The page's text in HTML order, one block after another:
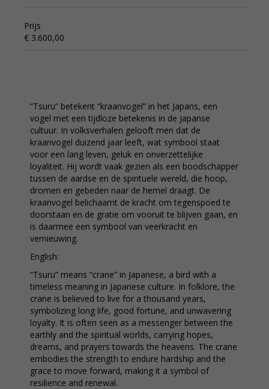
Prijs
€ 3.600,00
“Tsuru” betekent “kraanvogel” in het Japans, een
vogel met een tijdloze betekenis in de Japanse
cultuur. In volksverhalen gelooft men dat de
kraanvogel duizend jaar leeft, wat symbool staat
voor een lang leven, geluk en onverzettelijke
loyaliteit. Hij wordt vaak gezien als een boodschapper
tussen de aardse en de spirituele wereld, die hoop,
dromen en gebeden naar de hemel draagt. De
kraanvogel belichaamt de kracht om tegenspoed te
doorstaan en de gratie om vooruit te blijven gaan, en
is daarmee een symbool van veerkracht en
vernieuwing.
English:
“Tsuru” means “crane” in Japanese, a bird with a
timeless meaning in Japanese culture. In folklore, the
crane is believed to live for a thousand years,
symbolizing long life, good fortune, and unwavering
loyalty. It is often seen as a messenger between the
earthly and the spiritual worlds, carrying hopes,
dreams, and prayers towards the heavens. The crane
embodies the strength to endure hardship and the
grace to move forward, making it a symbol of
resilience and renewal.